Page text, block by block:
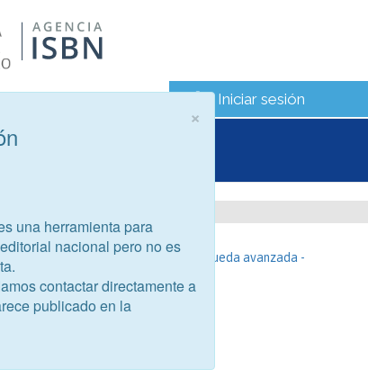
Iniciar sesión
- Búsqueda avanzada -
×
una herramienta para
nacional pero no es
contactar directamente a
publicado en la